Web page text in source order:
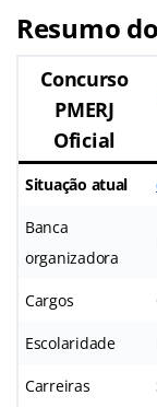
Resumo
Concurso
PMERJ
Oficial
Situação atual
Banca
organizadora
Cargos
Escolaridade
Carreiras